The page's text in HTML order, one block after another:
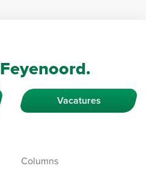
Feyenoord.
Vacatures
Columns